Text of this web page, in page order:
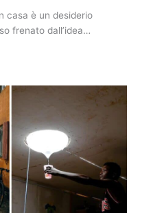
casa è un desiderio
frenato dall’idea…